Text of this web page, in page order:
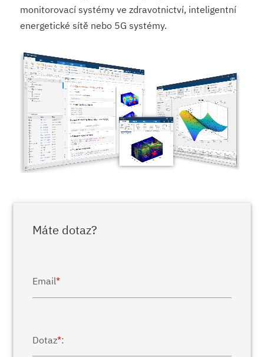
monitorovací systémy ve zdravotnictví, inteligentní
energetické sítě nebo 5G systémy.
Máte dotaz?
Email*
Dotaz*: